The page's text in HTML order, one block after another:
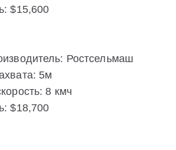
$15,600
Ростсельмаш
5м
8 кмч
$18,700